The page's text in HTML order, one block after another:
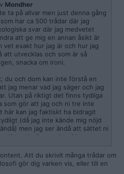
Mondher
ta på allvar men just denna gång
har ca 500 trådar där jag
svar där jag medvetet
att ge mig en annan åsikt är
vet exakt hur jag är och hur jag
att utvecklas och som är så
snacka om ironi.
du och dom kan inte förstå en
jag menar vad jag säger och jag
Utan på riktigt det finns tydliga
som gör att jag och ni tre inte
här kan jag faktiskt ha bidragit
(då jag inte kände mig nöjd
men jag ser ändå att sättet ni
att göra med vad jag
kan t.ex vara att du tror att
säger eller att tråden måste ha
eller att jag nödvändigtvis
säger eller har andra skäl etc.
Att du skrivit många trådar om
gör dig varken vis, eller till en